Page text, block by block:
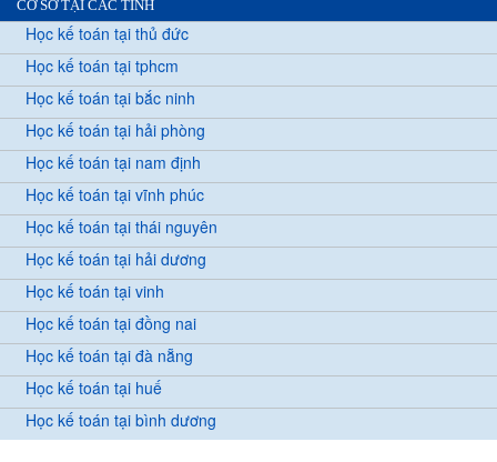
CƠ SỞ TẠI CÁC TỈNH
Học kế toán tại thủ đức
Học kế toán tại tphcm
Học kế toán tại bắc ninh
Học kế toán tại hải phòng
Học kế toán tại nam định
Học kế toán tại vĩnh phúc
Học kế toán tại thái nguyên
Học kế toán tại hải dương
Học kế toán tại vinh
Học kế toán tại đồng nai
Học kế toán tại đà nẵng
Học kế toán tại huế
Học kế toán tại bình dương